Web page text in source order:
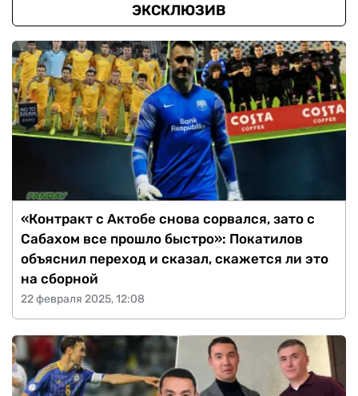
ЭКСКЛЮЗИВ
22 февраля 2025, 12:08
«Контракт с Актобе снова сорвался, зато с
Сабахом все прошло быстро»: Покатилов
объяснил переход и сказал, скажется ли это
на сборной